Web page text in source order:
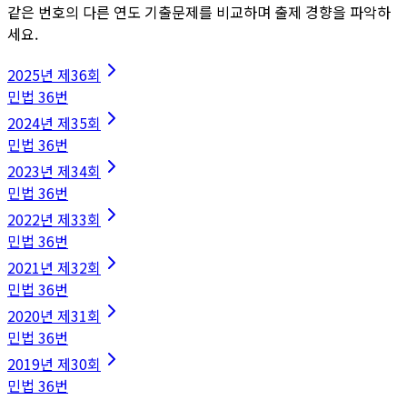
같은 번호의 다른 연도 기출문제를 비교하며 출제 경향을 파악하
세요.
2025년 제36회
민법 36번
2024년 제35회
민법 36번
2023년 제34회
민법 36번
2022년 제33회
민법 36번
2021년 제32회
민법 36번
2020년 제31회
민법 36번
2019년 제30회
민법 36번